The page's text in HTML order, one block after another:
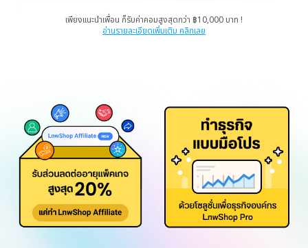
เพียงแนะนำเพื่อน ก็รับค่าคอมสูงสุดกว่า ฿10,000 บาท !
อ่านรายละเอียดเพิ่มเติม คลิกเลย